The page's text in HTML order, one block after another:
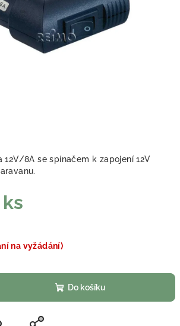
12V/8A se spínačem k zapojení 12V
na vyžádání)
Do košíku